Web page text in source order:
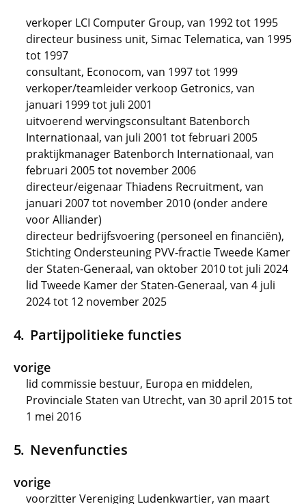
verkoper LCI Computer Group, van 1992 tot 1995
directeur business unit, Simac Telematica, van 1995
tot 1997
consultant, Econocom, van 1997 tot 1999
verkoper/teamleider verkoop Getronics, van
januari 1999 tot juli 2001
uitvoerend wervingsconsultant Batenborch
Internationaal, van juli 2001 tot februari 2005
praktijkmanager Batenborch Internationaal, van
februari 2005 tot november 2006
directeur/eigenaar Thiadens Recruitment, van
januari 2007 tot november 2010 (onder andere
voor Alliander)
directeur bedrijfsvoering (personeel en financiën),
Stichting Ondersteuning PVV-fractie Tweede Kamer
der Staten-Generaal, van oktober 2010 tot juli 2024
lid Tweede Kamer der Staten-Generaal, van 4 juli
2024 tot 12 november 2025
Partijpolitieke functies
vorige
lid commissie bestuur, Europa en middelen,
Provinciale Staten van Utrecht, van 30 april 2015 tot
1 mei 2016
Nevenfuncties
vorige
voorzitter Vereniging Ludenkwartier, van maart